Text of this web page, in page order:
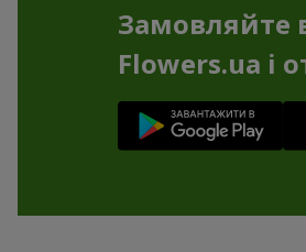
Замовляйте
Flowers.ua і